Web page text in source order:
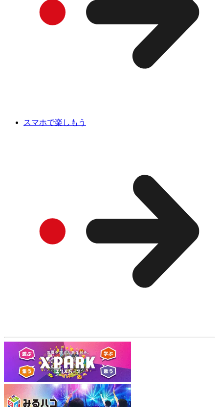
スマホで楽しもう